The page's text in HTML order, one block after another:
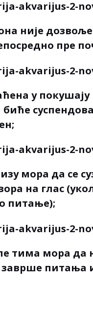
није
пре
у покушају
мора да се
на глас
питање);
тима мора да
питања